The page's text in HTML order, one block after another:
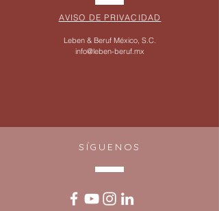
AVISO DE PRIVACIDAD
Leben & Beruf México, S.C.
info@leben-beruf.mx
SÍGUENOS